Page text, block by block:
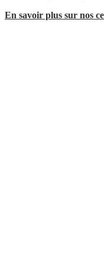
En savoir plus sur nos